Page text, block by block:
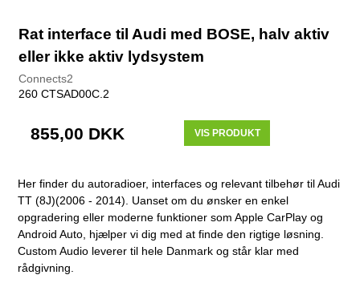
Rat interface til Audi med BOSE, halv aktiv
eller ikke aktiv lydsystem
Connects2
260 CTSAD00C.2
855,00 DKK VIS PRODUKT
Her finder du autoradioer, interfaces og relevant tilbehør til Audi
TT (8J)(2006 - 2014). Uanset om du ønsker en enkel
opgradering eller moderne funktioner som Apple CarPlay og
Android Auto, hjælper vi dig med at finde den rigtige løsning.
Custom Audio leverer til hele Danmark og står klar med
rådgivning.